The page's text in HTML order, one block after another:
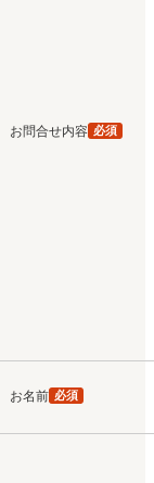
お問合せ内容 必須
お名前 必須